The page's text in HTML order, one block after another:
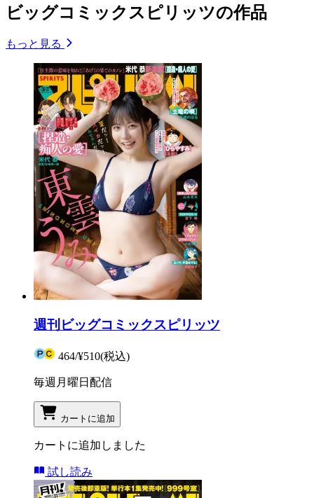
ビッグコミックスピリッツの作品
もっと見る
週刊ビッグコミックスピリッツ
464/¥510(税込)
毎週月曜日配信
カートに追加
カートに追加しました
試し読み